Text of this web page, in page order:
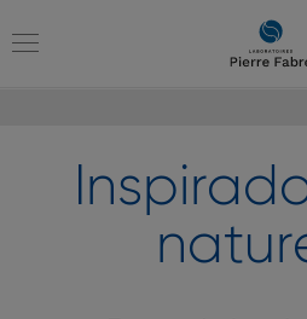
para
para
navigation